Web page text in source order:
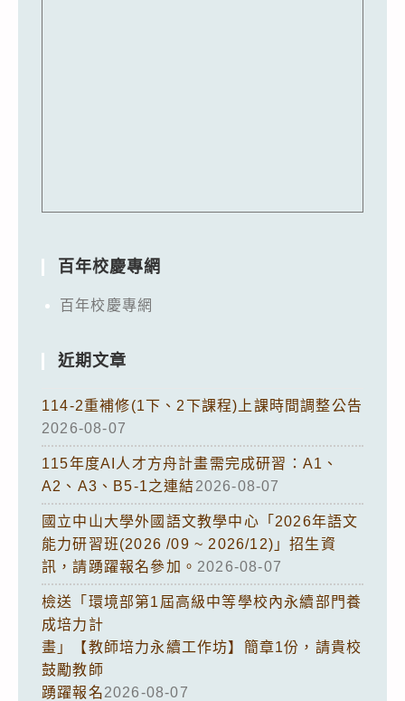
百年校慶專網
百年校慶專網
近期文章
114-2重補修(1下、2下課程)上課時間調整公告
2026-08-07
115年度AI人才方舟計畫需完成研習：A1、
A2、A3、B5-1之連結2026-08-07
國立中山大學外國語文教學中心「2026年語文
能力研習班(2026 /09 ~ 2026/12)」招生資
訊，請踴躍報名參加。 2026-08-07
檢送「環境部第1屆高級中等學校內永續部門養
成培力計
畫」【教師培力永續工作坊】簡章1份，請貴校
鼓勵教師
踴躍報名2026-08-07